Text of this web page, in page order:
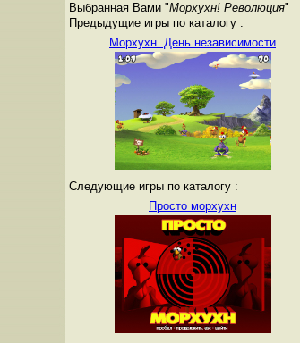
Выбранная Вами "Морхухн! Революция"
Предыдущие игры по каталогу :
Морхухн. День независимости
Следующие игры по каталогу :
Просто морхухн